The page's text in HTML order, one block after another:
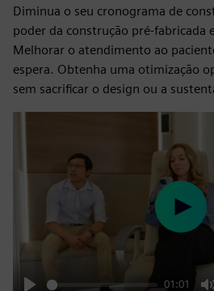
Diminua o seu cronograma de
poder da construção pré-fabricada
Melhorar o atendimento ao
espera. Obtenha uma otimização
sem sacrificar o design ou a
01:01
Play